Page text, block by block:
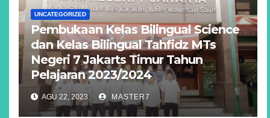
UNCATEGORIZED
Pembukaan Kelas Bilingual Science
dan Kelas Bilingual Tahfidz MTs
Negeri 7 Jakarts Timur Tahun
Pelajaran 2023/2024
AGU 22, 2023 MASTER7